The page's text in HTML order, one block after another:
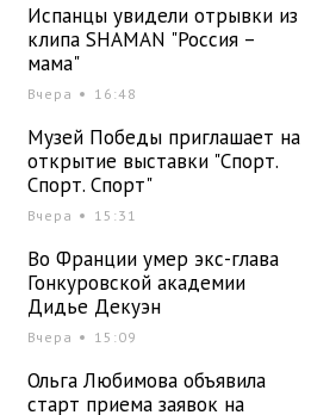
Испанцы увидели отрывки из
клипа SHAMAN "Россия –
мама"
Вчера 16:48
Музей Победы приглашает на
открытие выставки "Спорт.
Спорт. Спорт"
Вчера 15:31
Во Франции умер экс-глава
Гонкуровской академии
Дидье Декуэн
Вчера 15:09
Ольга Любимова объявила
старт приема заявок на